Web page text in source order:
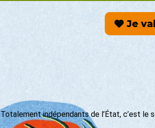
Je
Totalement indépendants de l’État, c’est